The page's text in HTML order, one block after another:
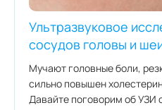
Ультразвуковое
сосудов головы и
Мучают головные боли,
сильно повышен
Давайте поговорим об УЗИ